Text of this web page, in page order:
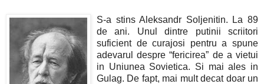
S-a stins Aleksandr Soljenitin. La 89
de ani. Unul dintre putinii scriitori
suficient de curajosi pentru a spune
adevarul despre “fericirea” de a vietui
in Uniunea Sovietica. Si mai ales in
Gulag. De fapt, mai mult decat doar un